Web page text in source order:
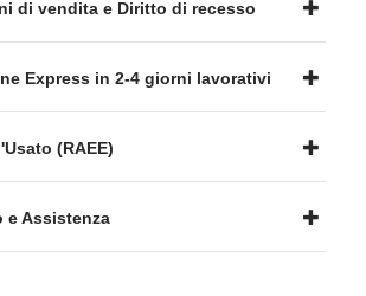
di vendita e Diritto di recesso
Express in 2-4 giorni lavorativi
(RAEE)
e Assistenza